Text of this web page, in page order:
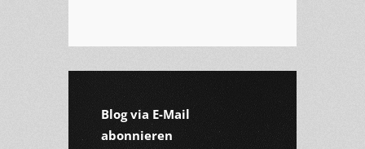
Blog via E-Mail
abonnieren